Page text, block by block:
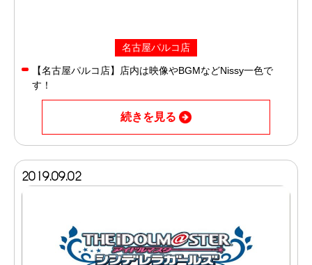
名古屋パルコ店
【名古屋パルコ店】店内は映像やBGMなどNissy一色で
す！
続きを見る
2019.09.02